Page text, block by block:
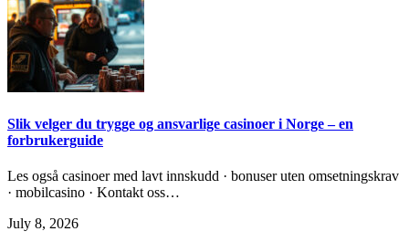
Slik velger du trygge og ansvarlige casinoer i Norge – en
forbrukerguide
Les også casinoer med lavt innskudd · bonuser uten omsetningskrav
· mobilcasino · Kontakt oss…
July 8, 2026